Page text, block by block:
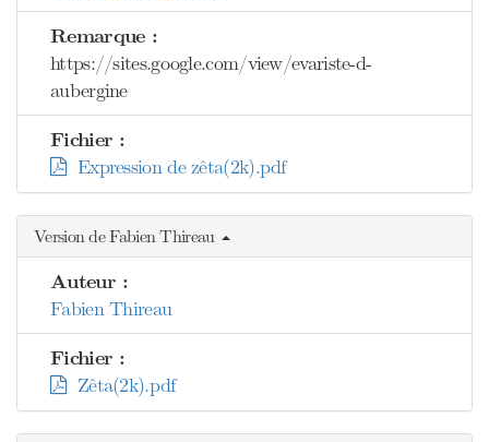
Remarque :
https://sites.google.com/view/evariste-d-
aubergine
Fichier :
Expression de zêta(2k).pdf
Version de Fabien Thireau
Auteur :
Fabien Thireau
Fichier :
Zêta(2k).pdf